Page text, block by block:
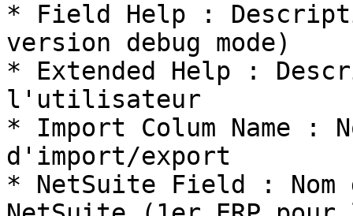
* Field Help :
version debug mode)
* Extended Help :
l'utilisateur
* Import Colum Name :
d'import/export
* NetSuite Field : Nom